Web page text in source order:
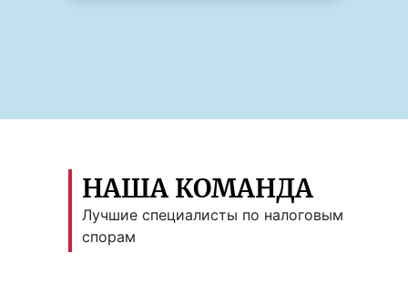
НАША КОМАНДА
Лучшие специалисты по налоговым
спорам